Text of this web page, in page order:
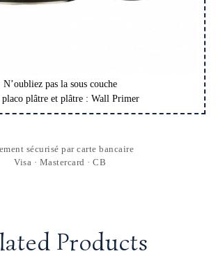
N’oubliez pas la sous couche
placo plâtre et plâtre : Wall Primer
sécurisé par carte bancaire
Visa · Mastercard · CB
Products